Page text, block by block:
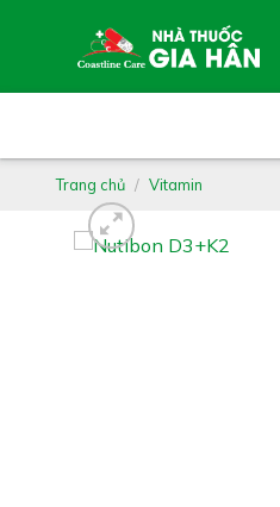
Trang chủ / Vitamin